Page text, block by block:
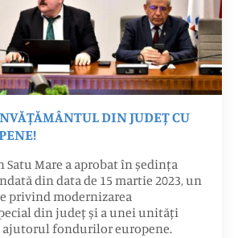
DIN JUDEȚ CU
Satu Mare a aprobat în ședința
din data de 15 martie 2023, un
privind modernizarea
din județ și a unei unități
ajutorul fondurilor europene.